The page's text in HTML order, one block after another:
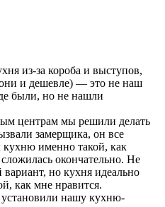
из-за короба и выступов,
и дешевле) — это не наш
были, но не нашли
центрам мы решили делать
замерщика, он все
кухню именно такой, как
окончательно. Не
но кухня идеально
как мне нравится.
нашу кухню-